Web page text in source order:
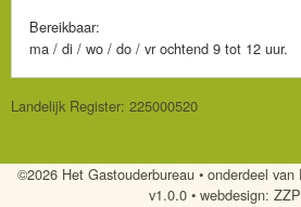
Bereikbaar:
ma / di / wo / do / vr ochtend 9 tot 12 uur.
Landelijk Register: 225000520
©2026 Het Gastouderbureau • onderdeel van
v1.0.0 • webdesign: